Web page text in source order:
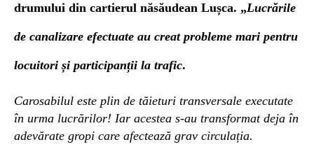
drumului din cartierul năsăudean Lușca. „Lucrările
de canalizare efectuate au creat probleme mari pentru
locuitori și participanții la trafic.
Carosabilul este plin de tăieturi transversale executate
în urma lucrărilor! Iar acestea s-au transformat deja în
adevărate gropi care afectează grav circulația.